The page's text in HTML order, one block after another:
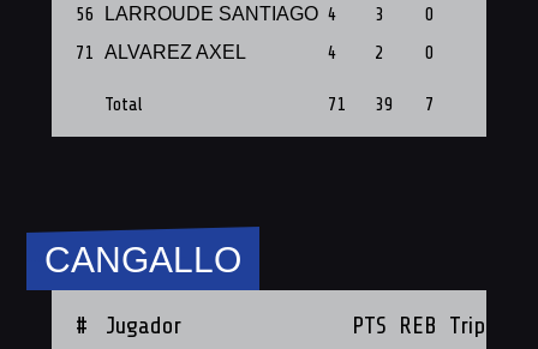
56
LARROUDE SANTIAGO 4 3 0
71 ALVAREZ AXEL 4 2 0
Total 71 39 7
CANGALLO
# Jugador PTS REB Triples